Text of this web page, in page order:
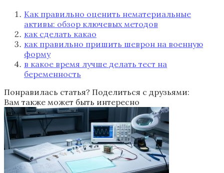
Как правильно оценить нематериальные
активы: обзор ключевых методов
как сделать какао
как правильно пришить шеврон на военную
форму
в какое время лучше делать тест на
беременность
Понравилась статья? Поделиться с друзьями:
Вам также может быть интересно